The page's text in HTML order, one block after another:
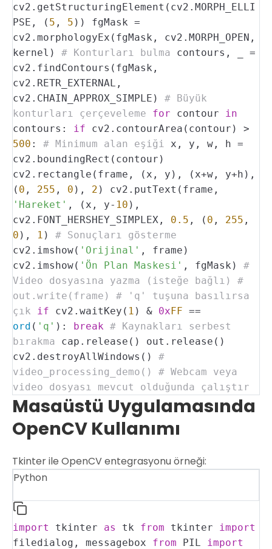
cv2.getStructuringElement(cv2.MORPH_ELLI
PSE, ( 5 , 5 ))
fgMask =
cv2.morphologyEx(fgMask, cv2.MORPH_OPEN,
kernel)
# Konturları bulma
contours, _ =
cv2.findContours(fgMask,
cv2.RETR_EXTERNAL,
cv2.CHAIN_APPROX_SIMPLE)
# Büyük
konturları çerçeveleme
for contour in
contours:
if cv2.contourArea(contour) >
500 : # Minimum alan eşiği
x, y, w, h =
cv2.boundingRect(contour)
cv2.rectangle(frame, (x, y), (x+w, y+h),
( 0 , 255 , 0 ), 2 )
cv2.putText(frame,
'Hareket' , (x, y- 10 ),
cv2.FONT_HERSHEY_SIMPLEX, 0.5 , ( 0 , 255 ,
0 ), 1 )
# Sonuçları gösterme
cv2.imshow( 'Orijinal' , frame)
cv2.imshow( 'Ön Plan Maskesi' , fgMask)
#
Video dosyasına yazma (isteğe bağlı)
#
out.write(frame)
# 'q' tuşuna basılırsa
çık
if cv2.waitKey( 1 ) & 0x FF ==
ord ( 'q' ): break # Kaynakları serbest
bırakma
cap.release()
out.release()
cv2.destroyAllWindows()
#
video_processing_demo() # Webcam veya
video dosyası mevcut olduğunda çalıştır
Masaüstü Uygulamasında
OpenCV Kullanımı
Tkinter ile OpenCV entegrasyonu örneği:
Python
import tkinter as tk from tkinter import
filedialog, messagebox
from PIL import